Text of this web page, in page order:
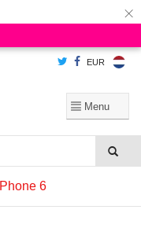
×
EUR
6
Is dat akkoord?
Ja